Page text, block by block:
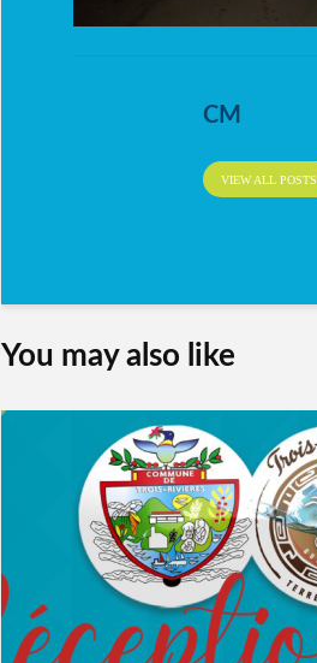
CM
VIEW ALL POSTS
You may also like